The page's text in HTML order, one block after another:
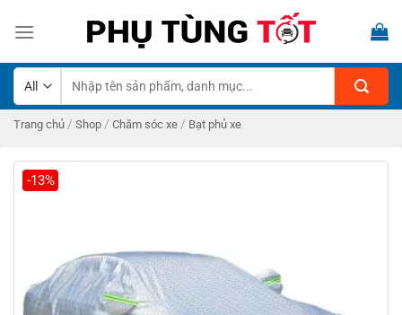
kiếm:
Trang chủ / Shop / Chăm sóc xe / Bạt phủ xe
-13%